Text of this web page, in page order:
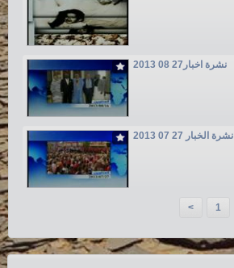
نشرة اخبار27 08 2013
نشرة الخبار 27 07 2013
< 1